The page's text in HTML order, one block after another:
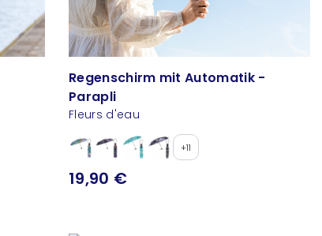
Regenschirm mit Automatik -
Parapli
Fleurs d'eau
+11
19,90 €